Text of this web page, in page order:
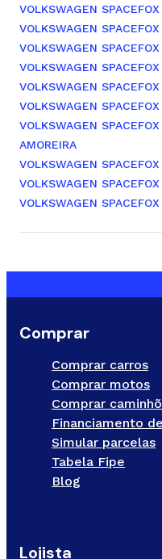
VOLKSWAGEN
VOLKSWAGEN
VOLKSWAGEN
VOLKSWAGEN
VOLKSWAGEN
VOLKSWAGEN
VOLKSWAGEN
AMOREIRA
VOLKSWAGEN
VOLKSWAGEN
VOLKSWAGEN
Comprar
Comprar carros
Comprar motos
Comprar
Financiamento
Simular parcelas
Tabela Fipe
Blog
Lojista